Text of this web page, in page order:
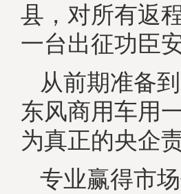
县，对所有返
一台出征功臣
从前期准备
东风商用车用
为真正的央企责
专业赢得市